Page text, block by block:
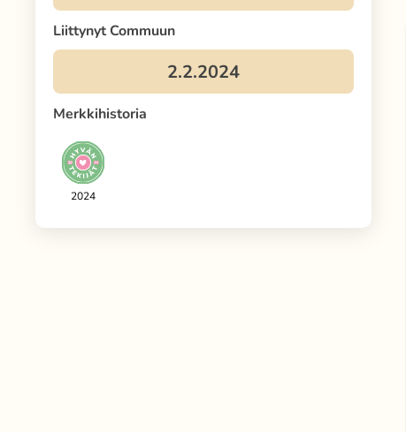
Liittynyt Commuun
Merkkihistoria
2024